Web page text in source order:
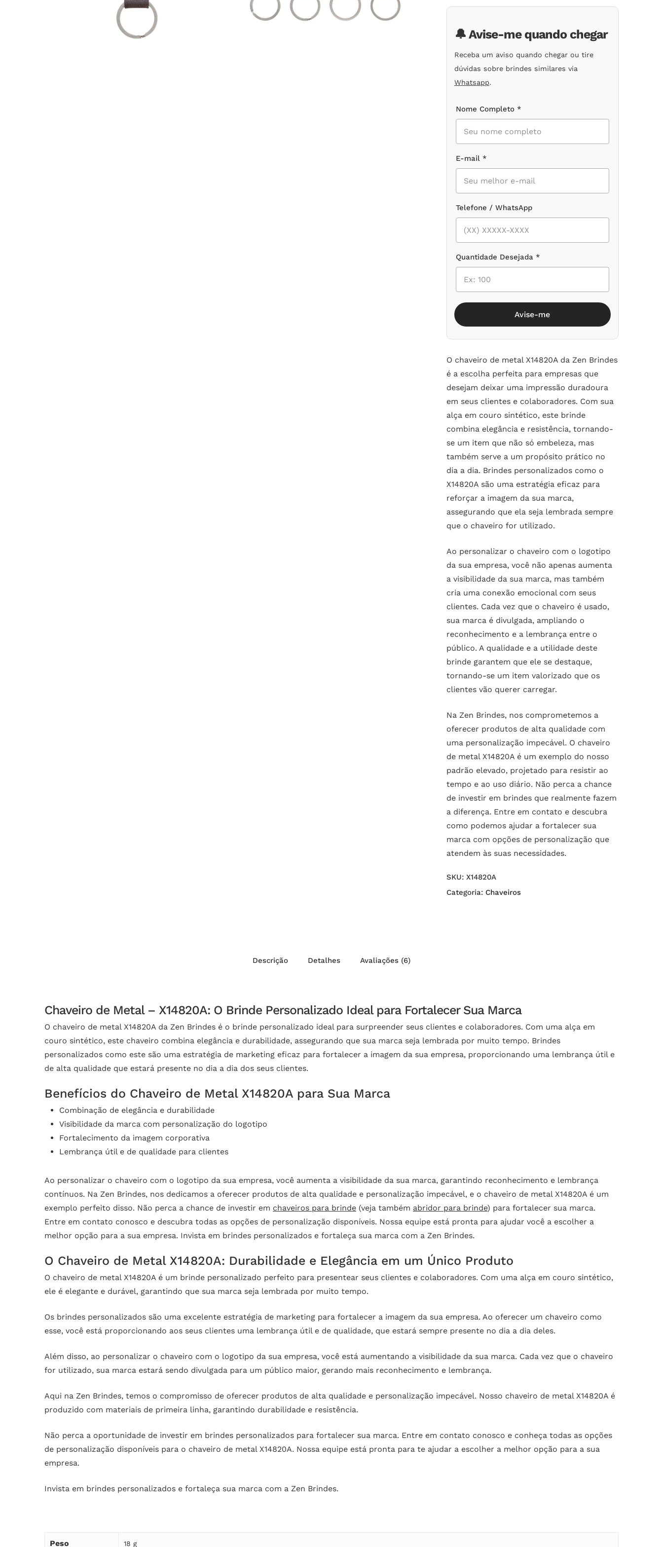
clientes
🔔 Avise-me quando chegar
Receba um aviso quando chegar ou tire
dúvidas sobre brindes similares via
Whatsapp.
Nome Completo *
E-mail *
Telefone / WhatsApp
Quantidade Desejada *
Avise-me
O chaveiro de metal X14820A da Zen Brindes
é a escolha perfeita para empresas que
desejam deixar uma impressão duradoura
em seus clientes e colaboradores. Com sua
alça em couro sintético, este brinde
combina elegância e resistência, tornando-
se um item que não só embeleza, mas
também serve a um propósito prático no
dia a dia. Brindes personalizados como o
X14820A são uma estratégia eficaz para
reforçar a imagem da sua marca,
assegurando que ela seja lembrada sempre
que o chaveiro for utilizado.
Ao personalizar o chaveiro com o logotipo
da sua empresa, você não apenas aumenta
a visibilidade da sua marca, mas também
cria uma conexão emocional com seus
clientes. Cada vez que o chaveiro é usado,
sua marca é divulgada, ampliando o
reconhecimento e a lembrança entre o
público. A qualidade e a utilidade deste
brinde garantem que ele se destaque,
tornando-se um item valorizado que os
clientes vão querer carregar.
Na Zen Brindes, nos comprometemos a
oferecer produtos de alta qualidade com
uma personalização impecável. O chaveiro
de metal X14820A é um exemplo do nosso
padrão elevado, projetado para resistir ao
tempo e ao uso diário. Não perca a chance
de investir em brindes que realmente fazem
a diferença. Entre em contato e descubra
como podemos ajudar a fortalecer sua
marca com opções de personalização que
atendem às suas necessidades.
SKU: X14820A
Categoria: Chaveiros
Descrição Detalhes Avaliações (6)
Chaveiro de Metal – X14820A: O Brinde Personalizado Ideal para Fortalecer Sua Marca
O chaveiro de metal X14820A da Zen Brindes é o brinde personalizado ideal para surpreender seus clientes e colaboradores. Com uma alça em
couro sintético, este chaveiro combina elegância e durabilidade, assegurando que sua marca seja lembrada por muito tempo. Brindes
personalizados como este são uma estratégia de marketing eficaz para fortalecer a imagem da sua empresa, proporcionando uma lembrança útil e
de alta qualidade que estará presente no dia a dia dos seus clientes.
Benefícios do Chaveiro de Metal X14820A para Sua Marca
Combinação de elegância e durabilidade
Visibilidade da marca com personalização do logotipo
Fortalecimento da imagem corporativa
Lembrança útil e de qualidade para clientes
Ao personalizar o chaveiro com o logotipo da sua empresa, você aumenta a visibilidade da sua marca, garantindo reconhecimento e lembrança
contínuos. Na Zen Brindes, nos dedicamos a oferecer produtos de alta qualidade e personalização impecável, e o chaveiro de metal X14820A é um
exemplo perfeito disso. Não perca a chance de investir em chaveiros para brinde (veja também abridor para brinde) para fortalecer sua marca.
Entre em contato conosco e descubra todas as opções de personalização disponíveis. Nossa equipe está pronta para ajudar você a escolher a
melhor opção para a sua empresa. Invista em brindes personalizados e fortaleça sua marca com a Zen Brindes.
O Chaveiro de Metal X14820A: Durabilidade e Elegância em um Único Produto
O chaveiro de metal X14820A é um brinde personalizado perfeito para presentear seus clientes e colaboradores. Com uma alça em couro sintético,
ele é elegante e durável, garantindo que sua marca seja lembrada por muito tempo.
Os brindes personalizados são uma excelente estratégia de marketing para fortalecer a imagem da sua empresa. Ao oferecer um chaveiro como
esse, você está proporcionando aos seus clientes uma lembrança útil e de qualidade, que estará sempre presente no dia a dia deles.
Além disso, ao personalizar o chaveiro com o logotipo da sua empresa, você está aumentando a visibilidade da sua marca. Cada vez que o chaveiro
for utilizado, sua marca estará sendo divulgada para um público maior, gerando mais reconhecimento e lembrança.
Aqui na Zen Brindes, temos o compromisso de oferecer produtos de alta qualidade e personalização impecável. Nosso chaveiro de metal X14820A é
produzido com materiais de primeira linha, garantindo durabilidade e resistência.
Não perca a oportunidade de investir em brindes personalizados para fortalecer sua marca. Entre em contato conosco e conheça todas as opções
de personalização disponíveis para o chaveiro de metal X14820A. Nossa equipe está pronta para te ajudar a escolher a melhor opção para a sua
empresa.
Invista em brindes personalizados e fortaleça sua marca com a Zen Brindes.
Peso 18 g